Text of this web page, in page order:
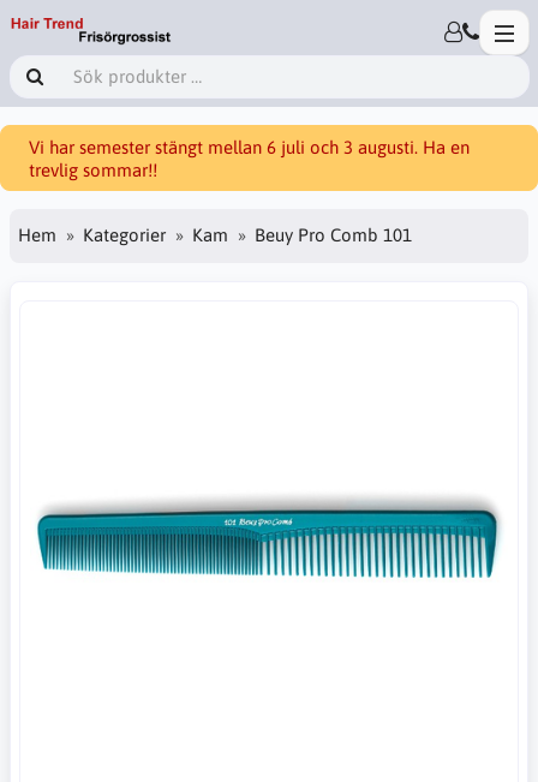
Vi har semester stängt mellan 6 juli och 3 augusti. Ha en
trevlig sommar!!
Hem Kategorier Kam Beuy Pro Comb 101